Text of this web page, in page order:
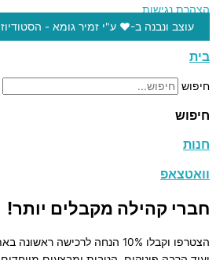
הצהרת נגישות
עוצב ונבנה ב-♥︎ ע"י זמיר גומא - הסטודיוז
בית
חיפוש
חיפוש
חנות
וואטצאפ
חברי קהילה מקבלים יותר!
הצטרפו וקבלו 10% הנחה לרכישה ראשונה באתר